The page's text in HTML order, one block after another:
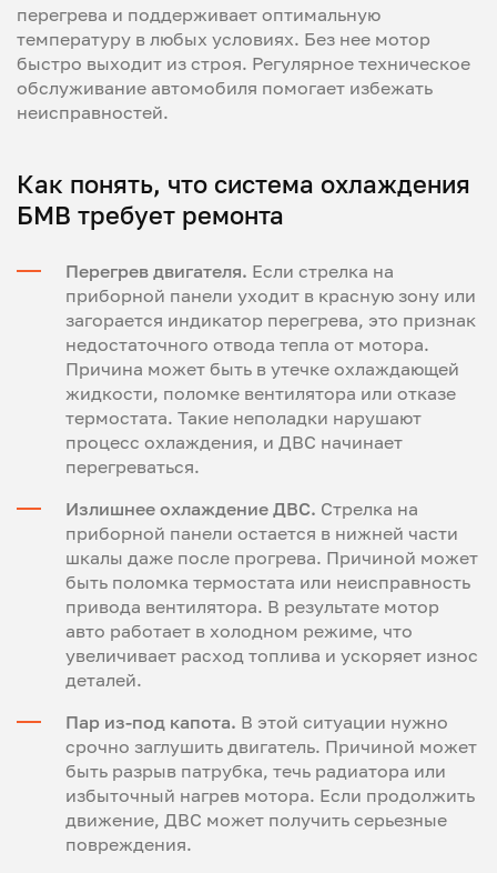
перегрева и поддерживает оптимальную
температуру в любых условиях. Без нее мотор
быстро выходит из строя. Регулярное техническое
обслуживание автомобиля помогает избежать
неисправностей.
Как понять, что система охлаждения
БМВ требует ремонта
Перегрев двигателя. Если стрелка на
приборной панели уходит в красную зону или
загорается индикатор перегрева, это признак
недостаточного отвода тепла от мотора.
Причина может быть в утечке охлаждающей
жидкости, поломке вентилятора или отказе
термостата. Такие неполадки нарушают
процесс охлаждения, и ДВС начинает
перегреваться.
Излишнее охлаждение ДВС. Стрелка на
приборной панели остается в нижней части
шкалы даже после прогрева. Причиной может
быть поломка термостата или неисправность
привода вентилятора. В результате мотор
авто работает в холодном режиме, что
увеличивает расход топлива и ускоряет износ
деталей.
Пар из-под капота. В этой ситуации нужно
срочно заглушить двигатель. Причиной может
быть разрыв патрубка, течь радиатора или
избыточный нагрев мотора. Если продолжить
движение, ДВС может получить серьезные
повреждения.